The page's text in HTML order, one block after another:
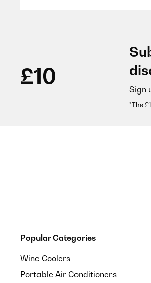
Wir haben uns für den
befreundetet Fachmann hat
ist sehr kompakt.
Der Heizkörper ist
nun haben diese einen
protegido. Yo cogí el
£10
Sign
*The
Popular Categories
Wine Coolers
Portable Air Conditioners